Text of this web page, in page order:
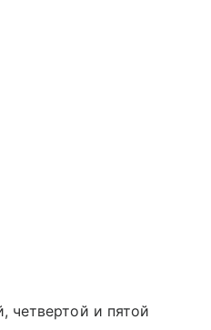
четвертой и пятой